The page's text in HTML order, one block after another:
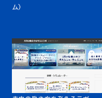
ム)